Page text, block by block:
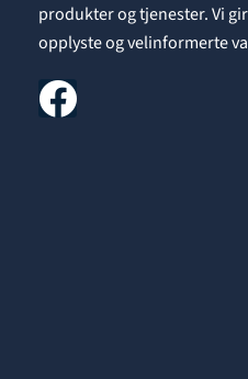
produkter og tjenester. Vi
opplyste og velinformerte